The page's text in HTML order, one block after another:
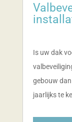
Is uw dak
gebouw
jaarlijks te